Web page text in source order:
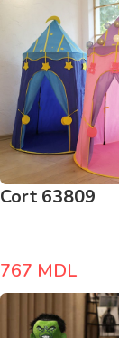
Cort 63809
767 MDL